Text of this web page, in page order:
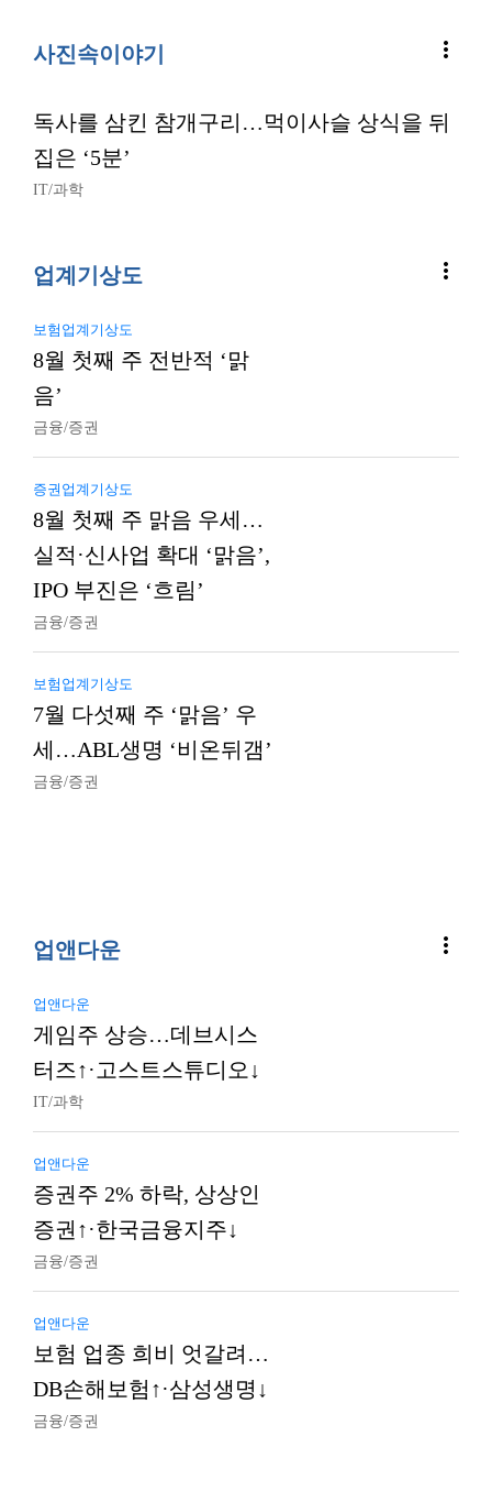
사진속이야기 more_vert
독사를 삼킨 참개구리…먹이사슬 상식을 뒤
집은 ‘5분’
IT/과학
업계기상도 more_vert
보험업계기상도
8월 첫째 주 전반적 ‘맑
음’
금융/증권
증권업계기상도
8월 첫째 주 맑음 우세…
실적·신사업 확대 ‘맑음’,
IPO 부진은 ‘흐림’
금융/증권
보험업계기상도
7월 다섯째 주 ‘맑음’ 우
세…ABL생명 ‘비온뒤갬’
금융/증권
업앤다운 more_vert
업앤다운
게임주 상승…데브시스
터즈↑·고스트스튜디오↓
IT/과학
업앤다운
증권주 2% 하락, 상상인
증권↑·한국금융지주↓
금융/증권
업앤다운
보험 업종 희비 엇갈려…
DB손해보험↑·삼성생명↓
금융/증권